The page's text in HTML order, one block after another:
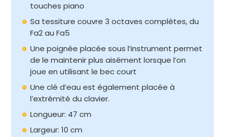
touches piano
Sa tessiture couvre 3 octaves complètes, du
Fa2 au Fa5
Une poignée placée sous l’instrument permet
de le maintenir plus aisément lorsque l’on
joue en utilisant le bec court
Une clé d’eau est également placée à
l’extrémité du clavier.
Longueur: 47 cm
Largeur: 10 cm